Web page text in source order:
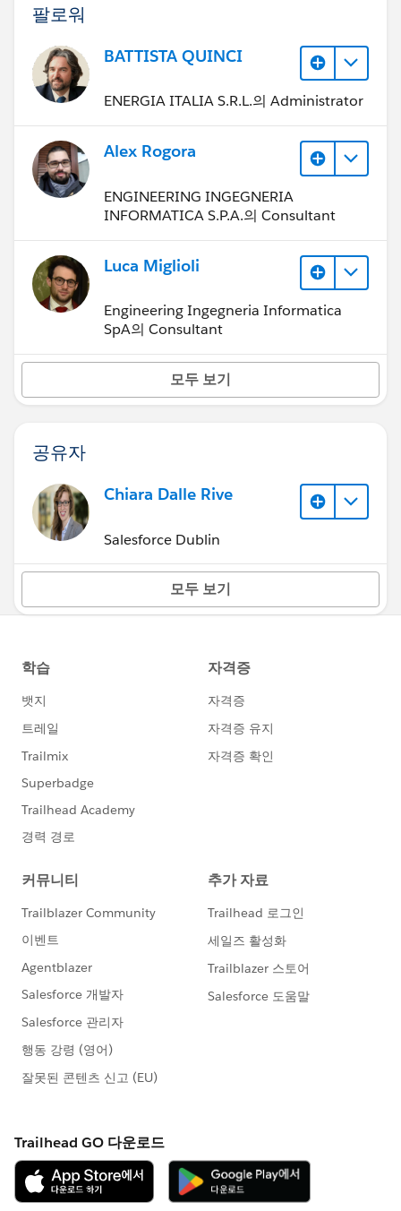
팔로워
BATTISTA QUINCI
ENERGIA ITALIA S.R.L.의 Administrator
Alex Rogora
ENGINEERING INGEGNERIA
INFORMATICA S.P.A.의 Consultant
Luca Miglioli
Engineering Ingegneria Informatica
SpA의 Consultant
모두 보기
공유자
Chiara Dalle Rive
Salesforce Dublin
모두 보기